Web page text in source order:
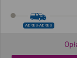
ADRES-ADRES